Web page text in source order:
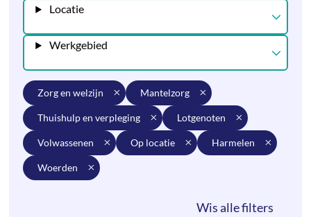
Locatie
Werkgebied
zorg en welzijn mantelzorg
thuishulp en verpleging lotgenoten
volwassenen op locatie harmelen
woerden